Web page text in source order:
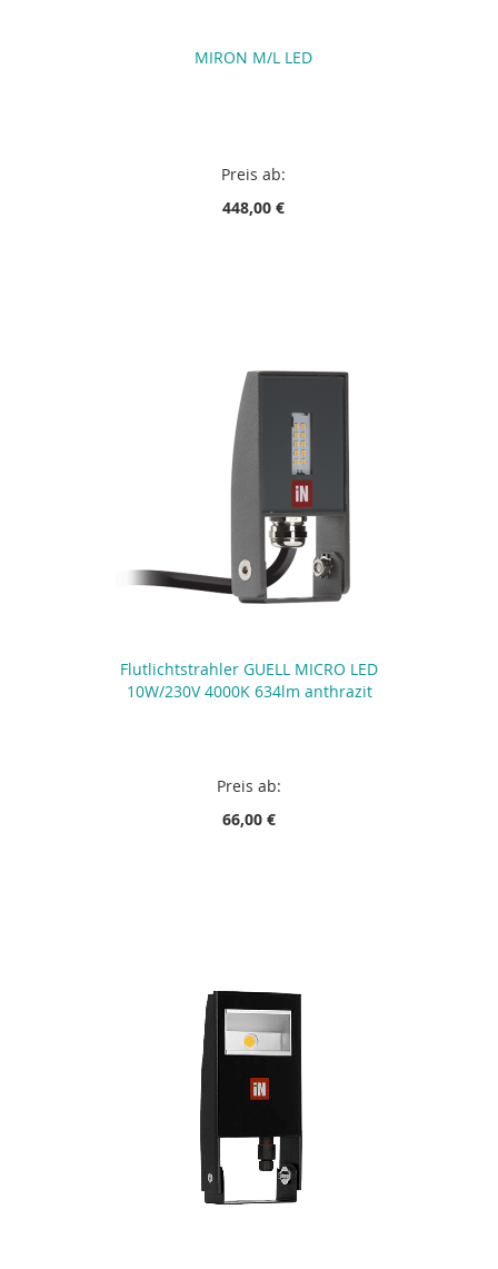
MIRON M/L LED
Preis ab:
448,00 €
Flutlichtstrahler GUELL MICRO LED
10W/230V 4000K 634lm anthrazit
Preis ab:
66,00 €